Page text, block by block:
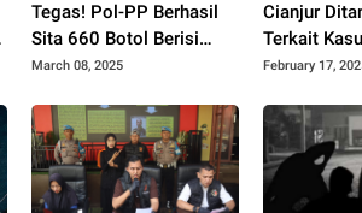
Tegas! Pol-PP Berhasil
Sita 660 Botol Berisi
Miras..!!
March 08, 2025
Cianjur
Terkait
Motor di
February 17,